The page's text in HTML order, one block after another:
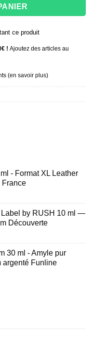
ce produit
! Ajoutez des articles au
(en savoir plus)
- Format XL Leather
France
by RUSH 10 ml —
Découverte
30 ml - Amyle pur
argenté Funline